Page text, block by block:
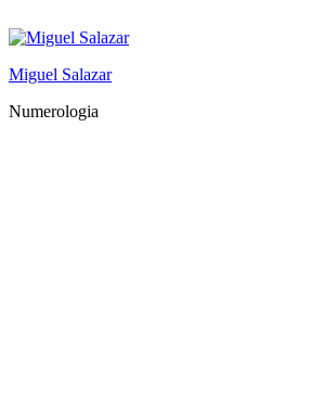
al
Miguel Salazar
Numerologia